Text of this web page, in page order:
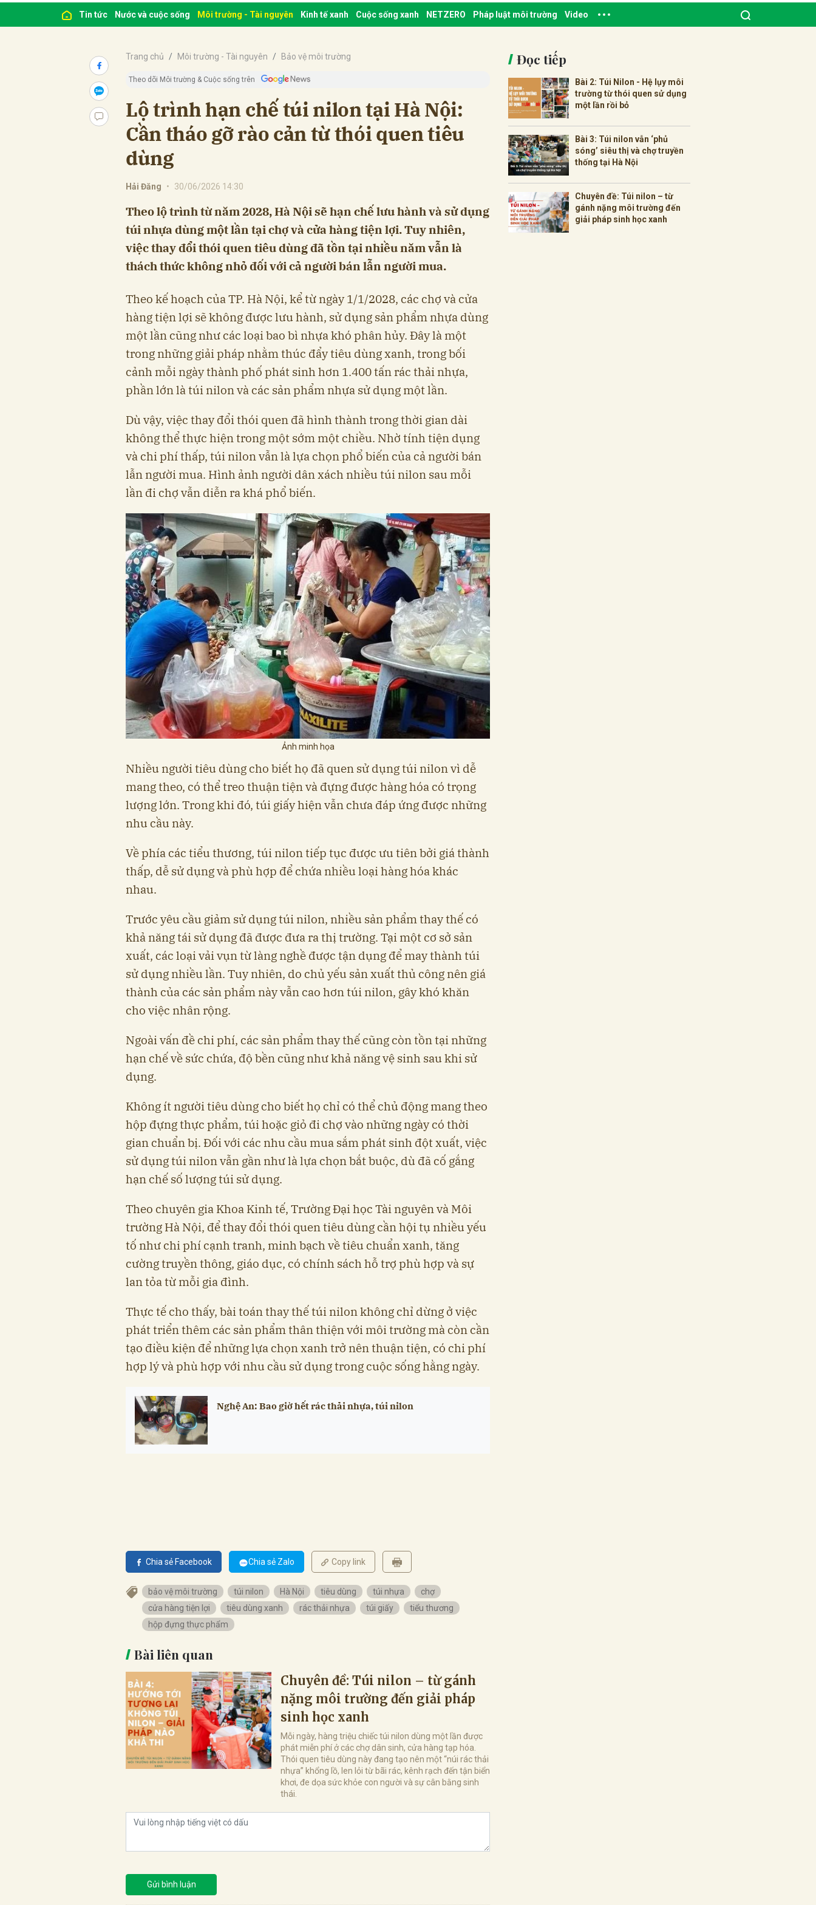
Tin tức Nước và cuộc sống Môi trường - Tài nguyên Kinh tế xanh Cuộc sống xanh NETZERO Pháp luật môi trường Video
Trang chủ Môi trường - Tài nguyên Bảo vệ môi trường
Theo dõi Môi trường & Cuộc sống trên
Lộ trình hạn chế túi nilon tại Hà Nội:
Cần tháo gỡ rào cản từ thói quen tiêu
dùng
Hải Đăng • 30/06/2026 14:30
Theo lộ trình từ năm 2028, Hà Nội sẽ hạn chế lưu hành và sử dụng
túi nhựa dùng một lần tại chợ và cửa hàng tiện lợi. Tuy nhiên,
việc thay đổi thói quen tiêu dùng đã tồn tại nhiều năm vẫn là
thách thức không nhỏ đối với cả người bán lẫn người mua.
Theo kế hoạch của TP. Hà Nội, kể từ ngày 1/1/2028, các chợ và cửa
hàng tiện lợi sẽ không được lưu hành, sử dụng sản phẩm nhựa dùng
một lần cũng như các loại bao bì nhựa khó phân hủy. Đây là một
trong những giải pháp nhằm thúc đẩy tiêu dùng xanh, trong bối
cảnh mỗi ngày thành phố phát sinh hơn 1.400 tấn rác thải nhựa,
phần lớn là túi nilon và các sản phẩm nhựa sử dụng một lần.
Dù vậy, việc thay đổi thói quen đã hình thành trong thời gian dài
không thể thực hiện trong một sớm một chiều. Nhờ tính tiện dụng
và chi phí thấp, túi nilon vẫn là lựa chọn phổ biến của cả người bán
lẫn người mua. Hình ảnh người dân xách nhiều túi nilon sau mỗi
lần đi chợ vẫn diễn ra khá phổ biến.
Ảnh minh họa
Nhiều người tiêu dùng cho biết họ đã quen sử dụng túi nilon vì dễ
mang theo, có thể treo thuận tiện và đựng được hàng hóa có trọng
lượng lớn. Trong khi đó, túi giấy hiện vẫn chưa đáp ứng được những
nhu cầu này.
Về phía các tiểu thương, túi nilon tiếp tục được ưu tiên bởi giá thành
thấp, dễ sử dụng và phù hợp để chứa nhiều loại hàng hóa khác
nhau.
Trước yêu cầu giảm sử dụng túi nilon, nhiều sản phẩm thay thế có
khả năng tái sử dụng đã được đưa ra thị trường. Tại một cơ sở sản
xuất, các loại vải vụn từ làng nghề được tận dụng để may thành túi
sử dụng nhiều lần. Tuy nhiên, do chủ yếu sản xuất thủ công nên giá
thành của các sản phẩm này vẫn cao hơn túi nilon, gây khó khăn
cho việc nhân rộng.
Ngoài vấn đề chi phí, các sản phẩm thay thế cũng còn tồn tại những
hạn chế về sức chứa, độ bền cũng như khả năng vệ sinh sau khi sử
dụng.
Không ít người tiêu dùng cho biết họ chỉ có thể chủ động mang theo
hộp đựng thực phẩm, túi hoặc giỏ đi chợ vào những ngày có thời
gian chuẩn bị. Đối với các nhu cầu mua sắm phát sinh đột xuất, việc
sử dụng túi nilon vẫn gần như là lựa chọn bắt buộc, dù đã cố gắng
hạn chế số lượng túi sử dụng.
Theo chuyên gia Khoa Kinh tế, Trường Đại học Tài nguyên và Môi
trường Hà Nội, để thay đổi thói quen tiêu dùng cần hội tụ nhiều yếu
tố như chi phí cạnh tranh, minh bạch về tiêu chuẩn xanh, tăng
cường truyền thông, giáo dục, có chính sách hỗ trợ phù hợp và sự
lan tỏa từ mỗi gia đình.
Thực tế cho thấy, bài toán thay thế túi nilon không chỉ dừng ở việc
phát triển thêm các sản phẩm thân thiện với môi trường mà còn cần
tạo điều kiện để những lựa chọn xanh trở nên thuận tiện, có chi phí
hợp lý và phù hợp với nhu cầu sử dụng trong cuộc sống hằng ngày.
Nghệ An: Bao giờ hết rác thải nhựa, túi nilon
Chia sẻ Facebook Chia sẻ Zalo Copy link
bảo vệ môi trường túi nilon Hà Nội tiêu dùng túi nhựa
chợ
cửa hàng tiện lợi
tiêu dùng xanh rác thải nhựa túi giấy
tiểu thương
hộp đựng thực phẩm
Bài liên quan
Chuyên đề: Túi nilon – từ gánh
nặng môi trường đến giải pháp
sinh học xanh
Mỗi ngày, hàng triệu chiếc túi nilon dùng một lần được
phát miễn phí ở các chợ dân sinh, cửa hàng tạp hóa.
Thói quen tiêu dùng này đang tạo nên một “núi rác thải
nhựa” khổng lồ, len lỏi từ bãi rác, kênh rạch đến tận biển
khơi, đe dọa sức khỏe con người và sự cân bằng sinh
thái.
Gửi bình luận
Đọc tiếp
Bài 2: Túi Nilon - Hệ lụy môi
trường từ thói quen sử dụng
một lần rồi bỏ
Bài 3: Túi nilon vẫn ‘phủ
sóng’ siêu thị và chợ truyền
thống tại Hà Nội
Chuyên đề: Túi nilon – từ
gánh nặng môi trường đến
giải pháp sinh học xanh